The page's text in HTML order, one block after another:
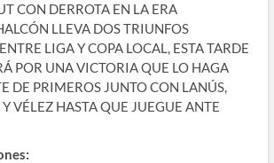
CON DERROTA EN LA ERA
LLEVA DOS TRIUNFOS
LIGA Y COPA LOCAL, ESTA TARDE
POR UNA VICTORIA QUE LO HAGA
DE PRIMEROS JUNTO CON LANÚS,
VÉLEZ HASTA QUE JUEGUE ANTE